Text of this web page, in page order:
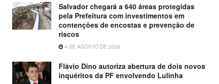
Salvador chegará a 640 áreas protegidas
pela Prefeitura com investimentos em
contenções de encostas e prevenção de
riscos
4 DE AGOSTO DE 2026
Flávio Dino autoriza abertura de dois novos
inquéritos da PF envolvendo Lulinha